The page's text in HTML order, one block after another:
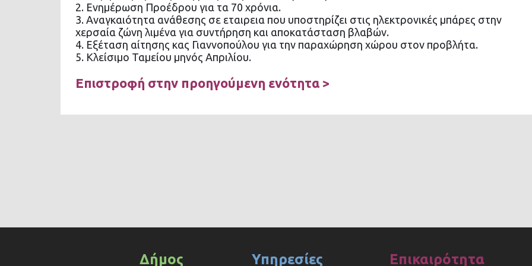
2. Ενημέρωση Προέδρου για τα 70 χρόνια.
3. Αναγκαιότητα ανάθεσης σε εταιρεια που υποστηρίζει στις ηλεκτρονικές μπάρες στην
χερσαία ζώνη λιμένα για συντήρηση και αποκατάσταση βλαβών.
4. Εξέταση αίτησης κας Γιαννοπούλου για την παραχώρηση χώρου στον προβλήτα.
5. Κλείσιμο Ταμείου μηνός Απριλίου.
Επιστροφή στην προηγούμενη ενότητα >
Δήμος Υπηρεσίες Επικαιρότητα